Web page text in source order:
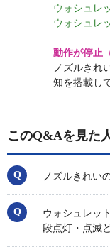
ウォシュレ
ウォシュレ
動作が停止
ノズルきれ
知を搭載し
このQ&Aを見た
ノズルきれい
ウォシュレッ
段点灯・点滅